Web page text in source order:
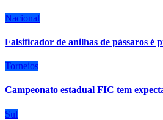
Nacional
Falsificador de anilhas de pássaros é
Torneios
Campeonato estadual FIC tem
Sul